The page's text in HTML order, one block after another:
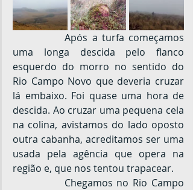
		Após a turfa começamos
uma longa descida pelo flanco
esquerdo do morro no sentido do
Rio Campo Novo que deveria cruzar
lá embaixo. Foi quase uma hora de
descida. Ao cruzar uma pequena cela
na colina, avistamos do lado oposto
outra cabanha, acreditamos ser uma
usada pela agência que opera na
região e, que nos tentou trapacear.